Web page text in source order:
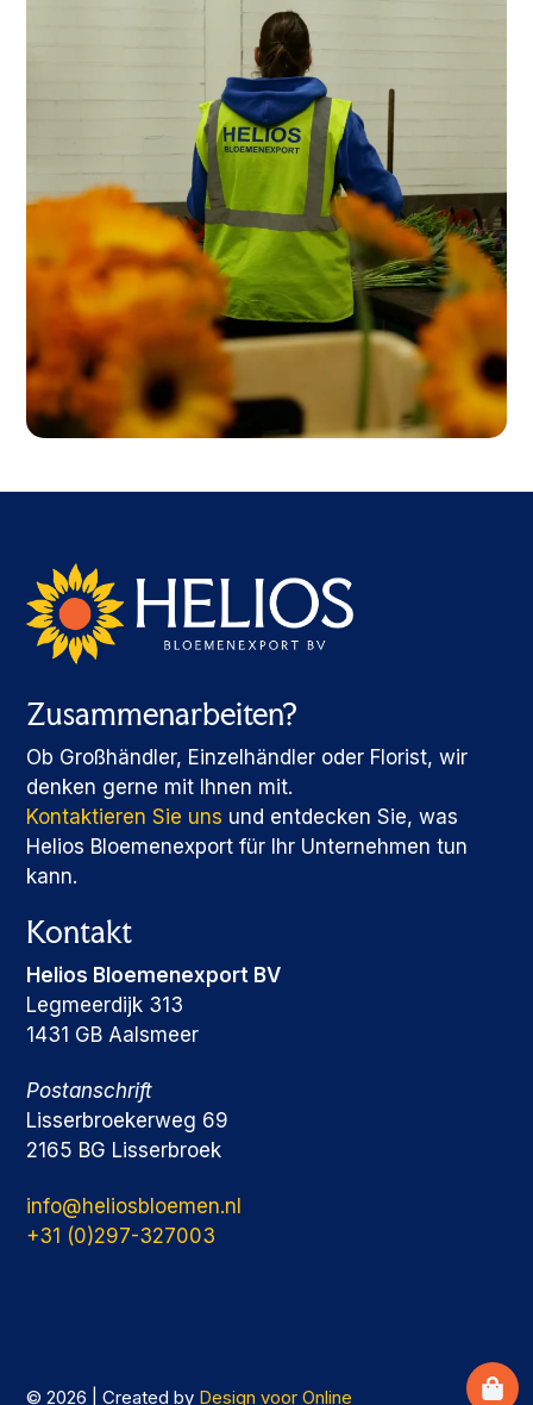
Zusammenarbeiten?
Ob Großhändler, Einzelhändler oder Florist, wir
denken gerne mit Ihnen mit.
Kontaktieren Sie uns und entdecken Sie, was
Helios Bloemenexport für Ihr Unternehmen tun
kann.
Kontakt
Helios Bloemenexport BV
Legmeerdijk 313
1431 GB Aalsmeer
Postanschrift
Lisserbroekerweg 69
2165 BG Lisserbroek
info@heliosbloemen.nl
+31 (0)297-327003
© 2026 | Created by Design voor Online